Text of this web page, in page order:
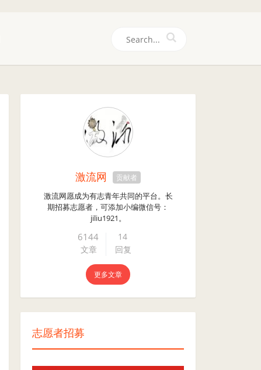
激流网 贡献者
激流网愿成为有志青年共同的平台。长
期招募志愿者，可添加小编微信号：
jiliu1921。
6144
文章
14
回复
更多文章
志愿者招募